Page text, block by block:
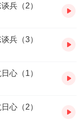
兵（2）
兵（3）
心（1）
心（2）